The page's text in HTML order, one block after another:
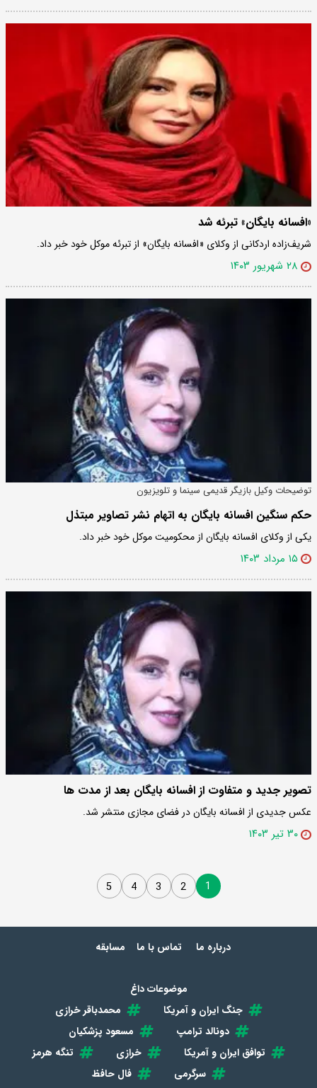
«افسانه بایگان» تبرئه شد
شریف‌زاده اردکانی از وکلای «افسانه بایگان» از تبرئه موکل خود خبر داد.
۲۸ شهریور ۱۴۰۳
توضیحات وکیل بازیگر قدیمی سینما و تلویزیون
حکم سنگین افسانه بایگان به اتهام نشر تصاویر مبتذل
یکی از وکلای افسانه بایگان از محکومیت موکل خود خبر داد.
۱۵ مرداد ۱۴۰۳
تصویر جدید و متفاوت از افسانه بایگان بعد از مدت ها
عکس جدیدی از افسانه بایگان در فضای مجازی منتشر شد.
۳۰ تیر ۱۴۰۳
1
2
3
4
5
درباره ما تماس با ما مسابقه
موضوعات داغ
جنگ ایران و آمریکا
محمدباقر خرازی
دونالد ترامپ
مسعود پزشکیان
توافق ایران و آمریکا
خرازی
تنگه هرمز
سرگرمی
فال حافظ